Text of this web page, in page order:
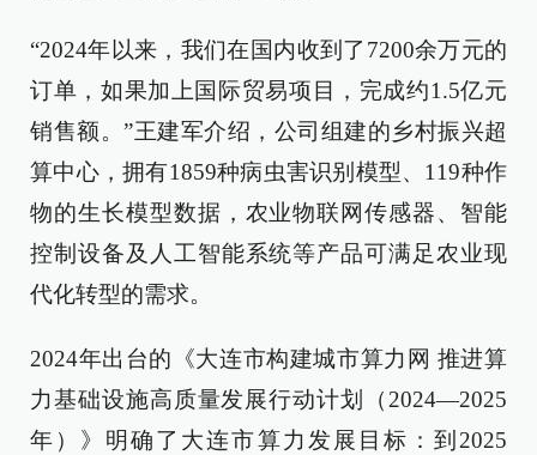
“2024年以来，我们在国内收到了7200余万元的
订单，如果加上国际贸易项目，完成约1.5亿元
销售额。”王建军介绍，公司组建的乡村振兴超
算中心，拥有1859种病虫害识别模型、119种作
物的生长模型数据，农业物联网传感器、智能
控制设备及人工智能系统等产品可满足农业现
代化转型的需求。
2024年出台的《大连市构建城市算力网 推进算
力基础设施高质量发展行动计划（2024—2025
年）》明确了大连市算力发展目标：到2025